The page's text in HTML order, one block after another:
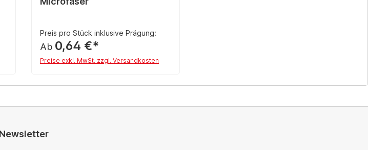
Preis pro Stück inklusive Prägung:
Ab 0,64 €*
Preise exkl. MwSt. zzgl. Versandkosten
Details
Newsletter